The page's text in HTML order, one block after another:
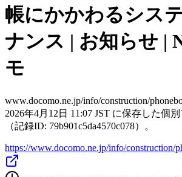
帳にかかわるシス
ナンス | お知らせ |
モ
www.docomo.ne.jp/info/construction/
2026年4月12日 11:07 JST に保存した個
（記録ID: 79b901c5da4570c078）。
https://www.docomo.ne.jp/info/construction/